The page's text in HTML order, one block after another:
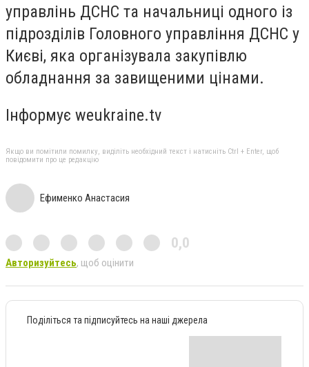
управлінь ДСНС та начальниці одного із
підрозділів Головного управління ДСНС у
Києві, яка організувала закупівлю
обладнання за завищеними цінами.
Інформує weukraine.tv
Якщо ви помітили помилку, виділіть необхідний текст і натисніть Ctrl + Enter, щоб
повідомити про це редакцію
Ефименко Анастасия
0,0
Авторизуйтесь, щоб оцінити
Поділіться та підписуйтесь на наші джерела